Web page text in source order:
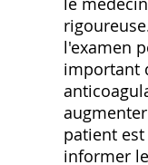
l'examen
important
patient
informer